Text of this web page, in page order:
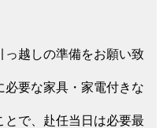
っ越しの準備をお願い致
必要な家具・家電付きな
とで、赴任当日は必要最